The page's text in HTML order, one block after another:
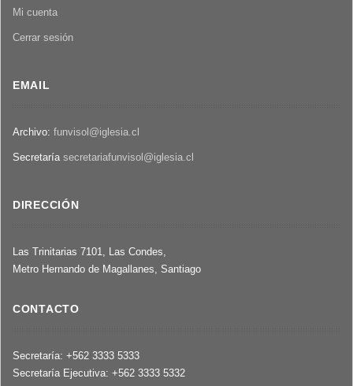
Mi cuenta
Cerrar sesión
EMAIL
Archivo: funvisol@iglesia.cl
Secretaría secretariafunvisol@iglesia.cl
DIRECCIÓN
Las Trinitarias 7101, Las Condes,
Metro Hernando de Magallanes, Santiago
CONTACTO
Secretaría: +562 3333 5333
Secretaría Ejecutiva: +562 3333 5332